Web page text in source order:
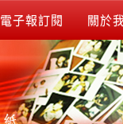
電子報訂閱 關於